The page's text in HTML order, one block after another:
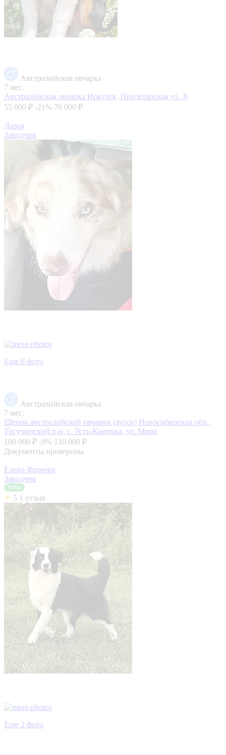
Австралийская овчарка
7 мес.
Австралийская овчарка Иркутск, Пролетарская ул., 6
55 000 ₽ -21% 70 000 ₽
Дарья
Заводчик
Еще 6 фото
Австралийская овчарка
7 мес.
Щенок австралийской овчарки (аусси) Новосибирская обл.,
Тогучинский р-н, с. Усть-Каменка, ул. Мира
100 000 ₽ -9% 110 000 ₽
Документы проверены
Елена Фатеева
Заводчик
5 1 отзыв
Еще 2 фото